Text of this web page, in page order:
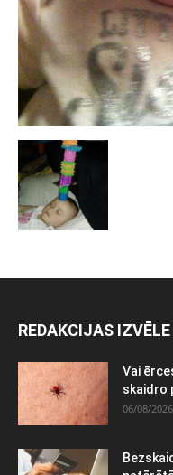
REDAKCIJAS IZVĒLE
Vai
skaidro
06/08/2026